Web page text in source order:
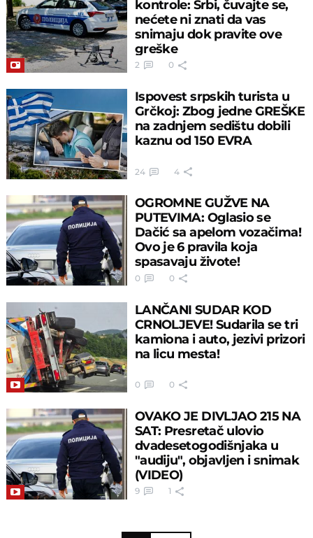
kontrole: Srbi, čuvajte se,
nećete ni znati da vas
snimaju dok pravite ove
greške
2 0
Ispovest srpskih turista u
Grčkoj: Zbog jedne GREŠKE
na zadnjem sedištu dobili
kaznu od 150 EVRA
24 4
OGROMNE GUŽVE NA
PUTEVIMA: Oglasio se
Dačić sa apelom vozačima!
Ovo je 6 pravila koja
spasavaju živote!
0 0
LANČANI SUDAR KOD
CRNOLJEVE! Sudarila se tri
kamiona i auto, jezivi prizori
na licu mesta!
0 0
OVAKO JE DIVLJAO 215 NA
SAT: Presretač ulovio
dvadesetogodišnjaka u
"audiju", objavljen i snimak
(VIDEO)
9 1